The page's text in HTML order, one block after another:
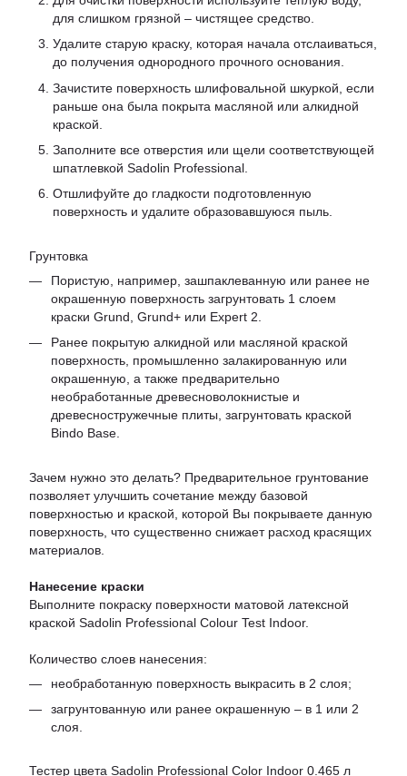
для слишком грязной – чистящее средство.
Удалите старую краску, которая начала отслаиваться,
до получения однородного прочного основания.
Зачистите поверхность шлифовальной шкуркой, если
раньше она была покрыта масляной или алкидной
краской.
Заполните все отверстия или щели соответствующей
шпатлевкой Sadolin Professional.
Отшлифуйте до гладкости подготовленную
поверхность и удалите образовавшуюся пыль.
Грунтовка
Пористую, например, зашпаклеванную или ранее не
окрашенную поверхность загрунтовать 1 слоем
краски Grund, Grund+ или Expert 2.
Ранее покрытую алкидной или масляной краской
поверхность, промышленно залакированную или
окрашенную, а также предварительно
необработанные древесноволокнистые и
древесностружечные плиты, загрунтовать краской
Bindo Base.
Зачем нужно это делать? Предварительное грунтование
позволяет улучшить сочетание между базовой
поверхностью и краской, которой Вы покрываете данную
поверхность, что существенно снижает расход красящих
материалов.
Нанесение краски
Выполните покраску поверхности матовой латексной
краской Sadolin Professional Colour Test Indoor.
Количество слоев нанесения:
необработанную поверхность выкрасить в 2 слоя;
загрунтованную или ранее окрашенную – в 1 или 2
слоя.
Тестер цвета Sadolin Professional Color Indoor 0.465 л